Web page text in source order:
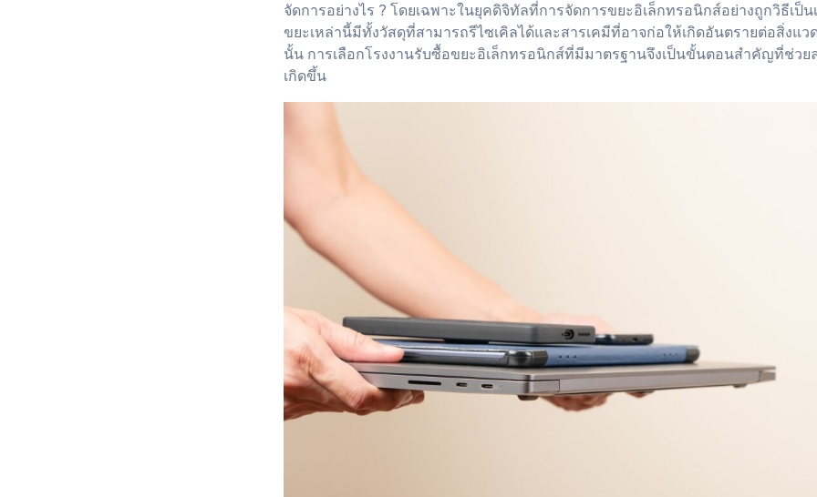
จัดการอย่างไร ? โดยเฉพาะในยุคดิจิทัลที่การจัดการขยะอิเล็กทรอนิกส์อย่างถูกวิธีเป็
ขยะเหล่านี้มีทั้งวัสดุที่สามารถรีไซเคิลได้และสารเคมีที่อาจก่อให้เกิดอันตรายต่อสิ่งแ
นั้น การเลือกโรงงานรับซื้อขยะอิเล็กทรอนิกส์ที่มีมาตรฐานจึงเป็นขั้นตอนสำคัญที่ช่วย
เกิดขึ้น